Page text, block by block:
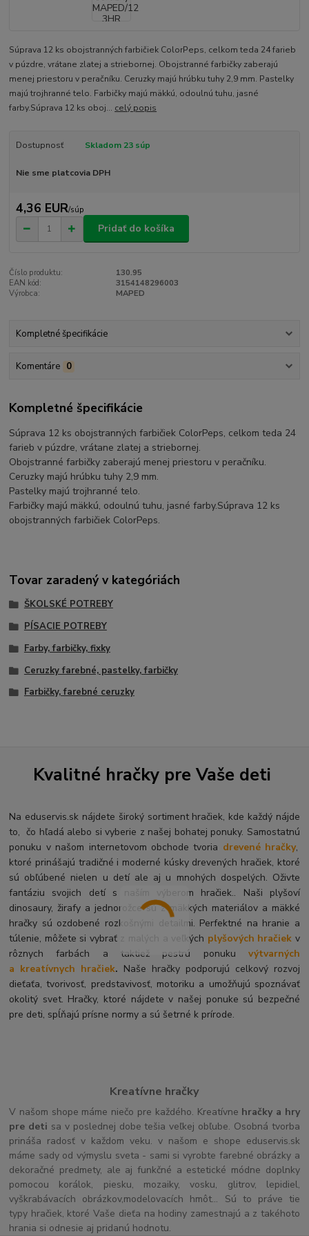
Súprava 12 ks obojstranných farbičiek ColorPeps, celkom teda 24 farieb
v púzdre, vrátane zlatej a striebornej. Obojstranné farbičky zaberajú
menej priestoru v peračníku. Ceruzky majú hrúbku tuhy 2,9 mm. Pastelky
majú trojhranné telo. Farbičky majú mäkkú, odoulnú tuhu, jasné
farby.Súprava 12 ks oboj... celý popis
Dostupnosť Skladom 23 súp
Nie sme platcovia DPH
4,36 EUR/súp
Pridať do košíka
Číslo produktu:
130.95
EAN kód:
3154148296003
Výrobca:
MAPED
Kompletné špecifikácie
Komentáre 0
Kompletné špecifikácie
Súprava 12 ks obojstranných farbičiek ColorPeps, celkom teda 24
farieb v púzdre, vrátane zlatej a striebornej.
Obojstranné farbičky zaberajú menej priestoru v peračníku.
Ceruzky majú hrúbku tuhy 2,9 mm.
Pastelky majú trojhranné telo.
Farbičky majú mäkkú, odoulnú tuhu, jasné farby.Súprava 12 ks
obojstranných farbičiek ColorPeps.
Tovar zaradený v kategóriách
ŠKOLSKÉ POTREBY
PÍSACIE POTREBY
Farby, farbičky, fixky
Ceruzky farebné, pastelky, farbičky
Farbičky, farebné ceruzky
Kvalitné hračky pre Vaše deti
Na eduservis.sk nájdete široký sortiment hračiek, kde každý nájde
to, čo hľadá alebo si vyberie z našej bohatej ponuky. Samostatnú
ponuku v našom internetovom obchode tvoria drevené hračky,
ktoré prinášajú tradičné i moderné kúsky drevených hračiek, ktoré
sú obľúbené nielen u detí ale aj u mnohých dospelých. Oživte
fantáziu svojich detí s naším výberom hračiek.. Naši plyšoví
dinosaury, žirafy a jednorožce sú z mäkkých materiálov a mäkké
hračky sú ozdobené rozkošnými detailmi. Perfektné na hranie a
túlenie, môžete si vybrať z malých a veľkých plyšových hračiek v
rôznych farbách a taktiež pestrú ponuku výtvarných
a kreatívnych hračiek. Naše hračky podporujú celkový rozvoj
dieťaťa, tvorivosť, predstavivosť, motoriku a umožňujú spoznávať
okolitý svet. Hračky, ktoré nájdete v našej ponuke sú bezpečné
pre deti, spĺňajú prísne normy a sú šetrné k prírode.
Kreatívne hračky
V našom shope máme niečo pre každého. Kreatívne hračky a hry
pre deti sa v poslednej dobe tešia veľkej obľube. Osobná tvorba
prináša radosť v každom veku. v našom e shope eduservis.sk
máme sady od výmyslu sveta - sami si vyrobte farebné obrázky a
dekoračné predmety, ale aj funkčné a estetické módne doplnky
pomocou korálok, piesku, mozaiky, vosku, glitrov, lepidiel,
vyškrabávacích obrázkov,modelovacích hmôt... Sú to práve tie
typy hračiek, ktoré Vaše dieťa na hodiny zamestnajú a z takéhoto
hrania si odnesie aj pridanú hodnotu.